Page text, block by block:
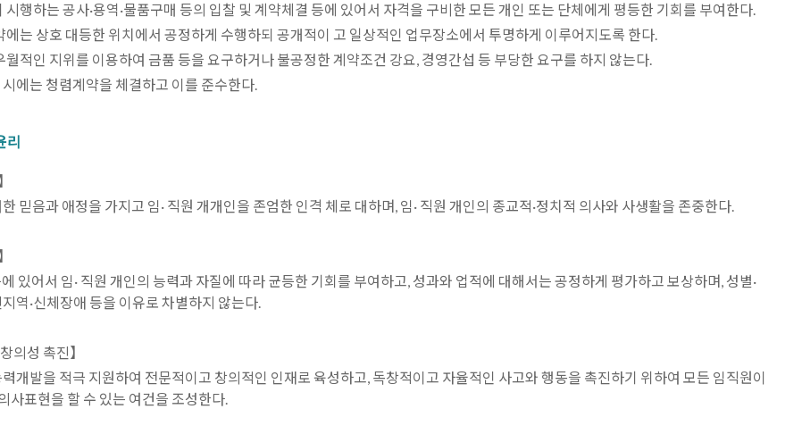
행하는 공사·용역·물품구매 등의 입찰 및 계약체결 등에 있어서 자격을 구비한 모든 개인 또는 단체에게 평등한 기회를 부여한다.
는 상호 대등한 위치에서 공정하게 수행하되 공개적이 고 일상적인 업무장소에서 투명하게 이루어지도록 한다.
적인 지위를 이용하여 금품 등을 요구하거나 불공정한 계약조건 강요, 경영간섭 등 부당한 요구를 하지 않는다.
에는 청렴계약을 체결하고 이를 준수한다.
리
믿음과 애정을 가지고 임· 직원 개개인을 존엄한 인격 체로 대하며, 임· 직원 개인의 종교적·정치적 의사와 사생활을 존중한다.
있어서 임· 직원 개인의 능력과 자질에 따라 균등한 기회를 부여하고, 성과와 업적에 대해서는 공정하게 평가하고 보상하며, 성별·
지역·신체장애 등을 이유로 차별하지 않는다.
의성 촉진】
력개발을 적극 지원하여 전문적이고 창의적인 인재로 육성하고, 독창적이고 자율적인 사고와 행동을 촉진하기 위하여 모든 임직원이
사표현을 할 수 있는 여건을 조성한다.